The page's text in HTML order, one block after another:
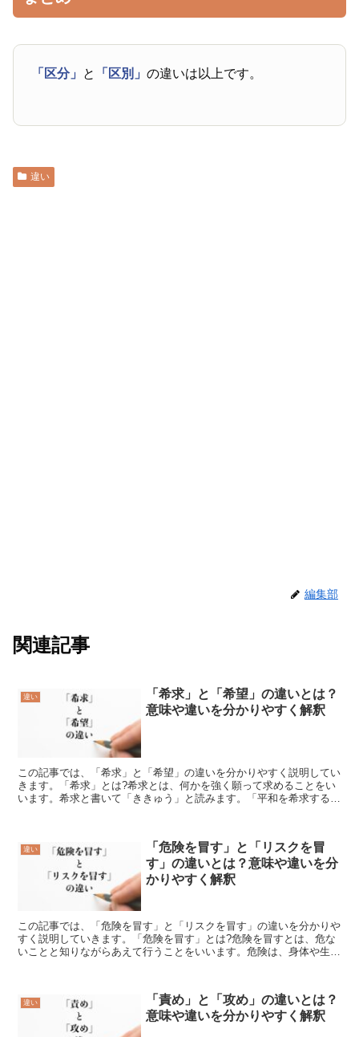
「区分」 と 「区別」の違いは以上です。
違い
編集部
関連記事
違い
「希求」と「希望」の違いとは？
意味や違いを分かりやすく解釈
この記事では、「希求」と「希望」の違いを分かりやすく説明してい
きます。「希求」とは?希求とは、何かを強く願って求めることをい
います。希求と書いて「ききゅう」と読みます。「平和を希求する」
違い
「危険を冒す」と「リスクを冒
す」の違いとは？意味や違いを分
かりやすく解釈
この記事では、「危険を冒す」と「リスクを冒す」の違いを分かりや
すく説明していきます。「危険を冒す」とは?危険を冒すとは、危な
いことと知りながらあえて行うことをいいます。危険は、身体や生命
違い
「責め」と「攻め」の違いとは？
意味や違いを分かりやすく解釈